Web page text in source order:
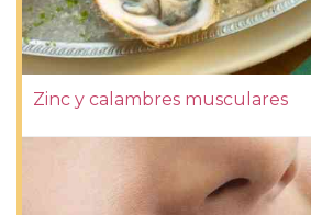
Zinc y calambres musculares